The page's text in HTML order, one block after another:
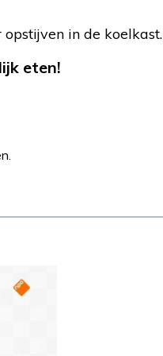
in de koelkast.
eten!